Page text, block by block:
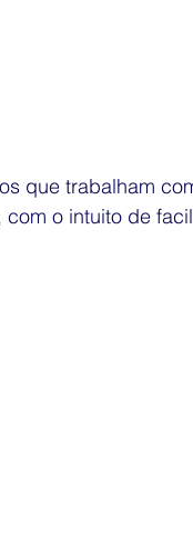
que trabalham
o intuito de